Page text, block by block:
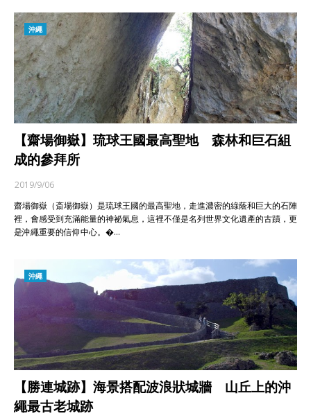
沖繩
【齋場御嶽】琉球王國最高聖地 森林和巨石組
成的參拜所
2019/9/06
齋場御嶽（斎場御嶽）是琉球王國的最高聖地，走進濃密的綠蔭和巨大的石陣
裡，會感受到充滿能量的神祕氣息，這裡不僅是名列世界文化遺產的古蹟，更
是沖繩重要的信仰中心。�…
沖繩
【勝連城跡】海景搭配波浪狀城牆 山丘上的沖
繩最古老城跡